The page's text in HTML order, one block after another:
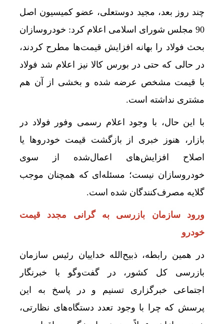
چند روز بعد، مجید دوستعلی، عضو کمیسیون اصل
90 مجلس شورای اسلامی اعلام کرد: خودروسازان
بحث فولاد را بهانه افزایش قیمت‌ها مطرح کردند،
در حالی که حتی در بورس کالا نیز اعلام شد فولاد
با قیمت مشخص عرضه شده و بخشی از آن هم
مشتری نداشته است.
با این حال، با وجود اعلام رسمی وفور فولاد در
بازار، هنوز خبری از بازگشت قیمت خودروها یا
اصلاح افزایش‌های اعمال‌شده از سوی
خودروسازان نیست؛ مسئله‌ای که همچنان موجب
گلایه مصرف‌کنندگان شده است.
ورود سازمان بازرسی به گرانی مجدد قیمت
خودرو
در همین رابطه، ذبیح‌الله خداییان رئیس سازمان
بازرسی کل کشور، در گفت‌وگو با خبرنگار
اجتماعی خبرگزاری تسنیم و در پاسخ به این
پرسش که چرا با وجود تعدد دستگاه‌های نظارتی،